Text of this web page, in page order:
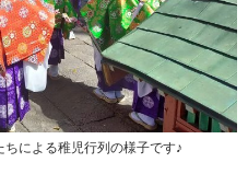
による稚児行列の様子です♪